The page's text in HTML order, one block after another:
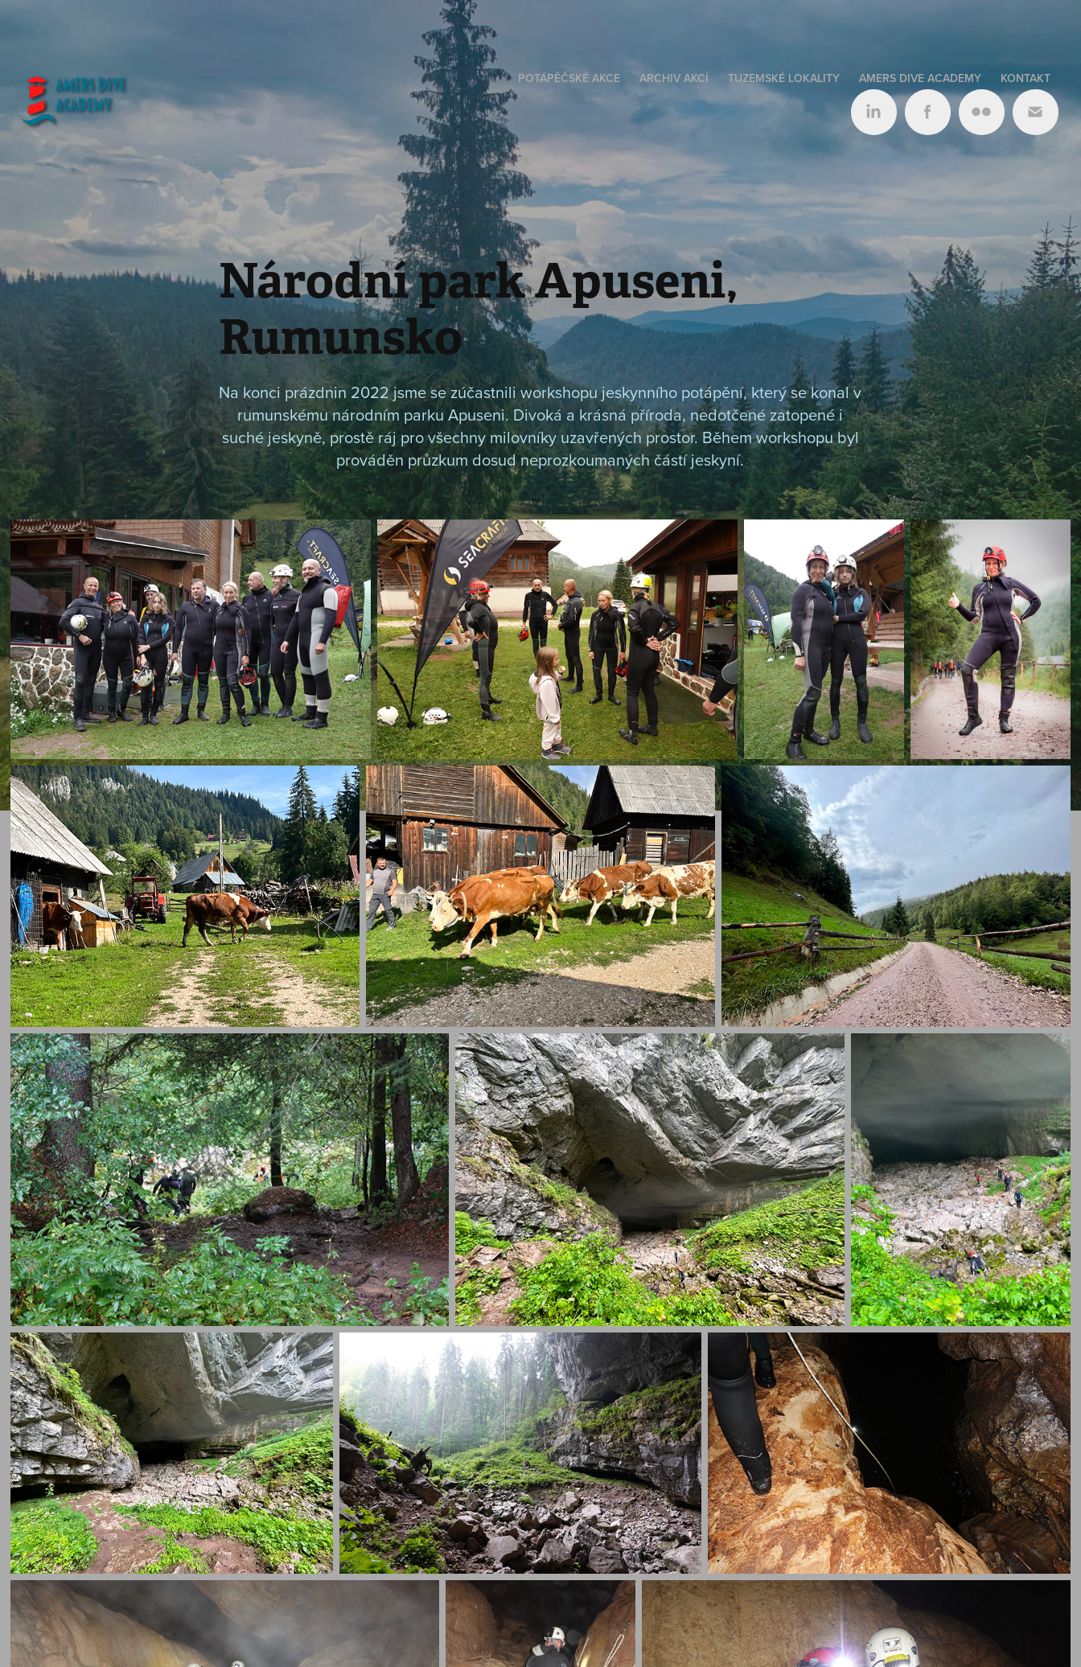
POTÁPĚČSKÉ AKCE ARCHIV AKCÍ TUZEMSKÉ LOKALITY AMERS DIVE ACADEMY KONTAKT
Národní park Apuseni,
Rumunsko
Na konci prázdnin 2022 jsme se zúčastnili workshopu jeskynního potápění, který se konal v
rumunskému národním parku Apuseni. Divoká a krásná příroda, nedotčené zatopené i
suché jeskyně, prostě ráj pro všechny milovníky uzavřených prostor. Během workshopu byl
prováděn průzkum dosud neprozkoumaných částí jeskyní.